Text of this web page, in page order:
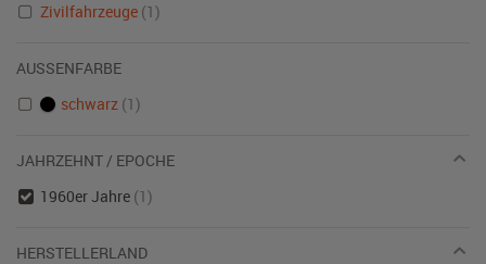
Zivilfahrzeuge (1)
AUSSENFARBE
schwarz (1)
JAHRZEHNT / EPOCHE
1960er Jahre (1)
HERSTELLERLAND